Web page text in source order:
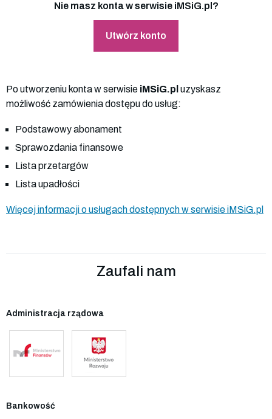
Nie masz konta w serwisie iMSiG.pl?
Utwórz konto
Po utworzeniu konta w serwisie iMSiG.pl uzyskasz
możliwość zamówienia dostępu do usług:
Podstawowy abonament
Sprawozdania finansowe
Lista przetargów
Lista upadłości
Więcej informacji o usługach dostępnych w serwisie iMSiG.pl
Zaufali nam
Administracja rządowa
Bankowość